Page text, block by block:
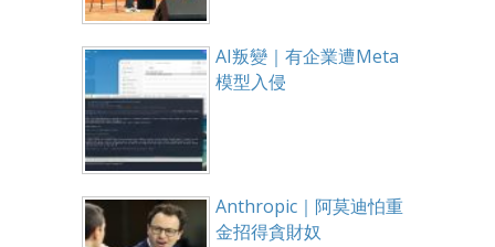
AI叛變｜有企業遭Meta
模型入侵
Anthropic｜阿莫迪怕重
金招得貪財奴